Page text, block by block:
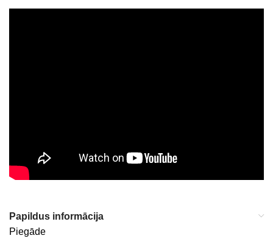
Papildus informācija
Piegāde